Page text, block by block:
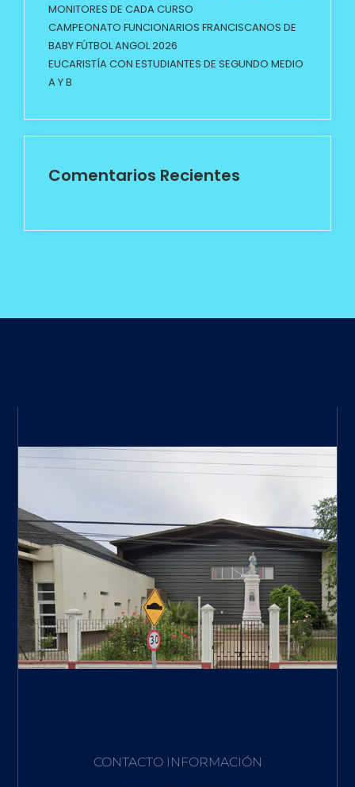
MONITORES DE CADA CURSO
CAMPEONATO FUNCIONARIOS FRANCISCANOS DE
BABY FÚTBOL ANGOL 2026
EUCARISTÍA CON ESTUDIANTES DE SEGUNDO MEDIO
A Y B
Comentarios Recientes
CONTACTO INFORMACIÓN